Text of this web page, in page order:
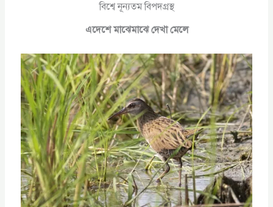
বিশ্বে নূন্যতম বিপদগ্রস্থ
এদেশে মাঝেমাঝে দেখা মেলে